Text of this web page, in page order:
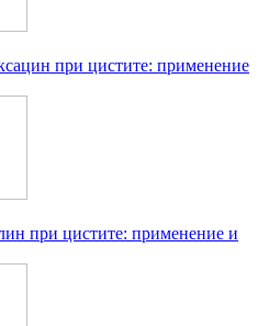
при цистите: применение
при цистите: применение и